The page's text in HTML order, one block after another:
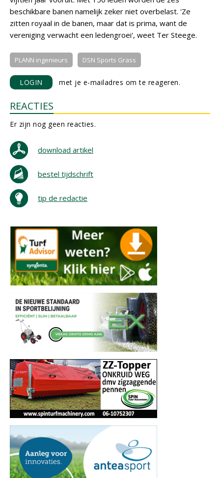
beschikbare banen namelijk zeker niet overbelast. 'Ze
zitten royaal in de banen, maar dat is prima, want de
vereniging verwacht een ledengroei', weet Ter Steege.
PLANN ingenieurs DSN Sports Grass
LOGIN met je e-mailadres om te reageren.
REACTIES
Er zijn nog geen reacties.
download artikel
bestel tijdschrift
tip de redactie